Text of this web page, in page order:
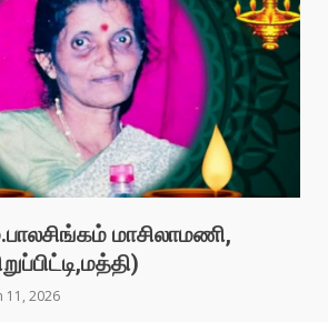
மாசிலாமணி,
11, 2026